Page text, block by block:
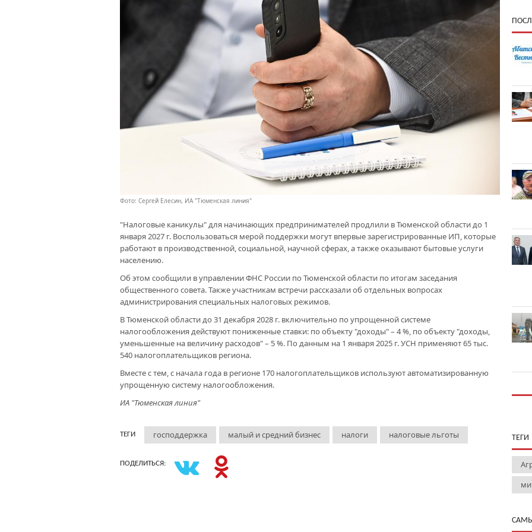
Фото: Сергей Елесин, ИА "Тюменская линия"
"Налоговые каникулы" для начинающих предпринимателей продлили в Тюменской области до 1
января 2027 г. Воспользоваться мерой поддержки могут впервые зарегистрированные ИП, которые
работают в производственной, социальной, научной сферах, а также оказывают бытовые услуги
населению.
Об этом сообщили в управлении ФНС России по Тюменской области по итогам заседания
общественного совета. Также участникам встречи рассказали об отдельных вопросах
администрирования специальных налоговых режимов.
В Тюменской области до 31 декабря 2028 г. включительно по упрощенной системе
налогообложения действуют пониженные ставки: по объекту "доходы" – 4 %, по объекту "доходы,
уменьшенные на величину расходов" – 5 %. По данным на 1 января 2025 г. УСН применяют 65 тыс.
540 налогоплательщиков региона.
Вместе с тем, с начала года в регионе 170 налогоплательщиков используют автоматизированную
упрощенную систему налогообложения.
ИА "Тюменская линия"
ТЕГИ господдержка малый и средний бизнес налоги налоговые льготы
ПОДЕЛИТЬСЯ:
ТЕГИ